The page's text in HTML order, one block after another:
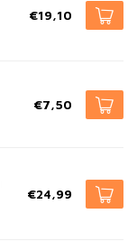
€19,10
€7,50
€24,99